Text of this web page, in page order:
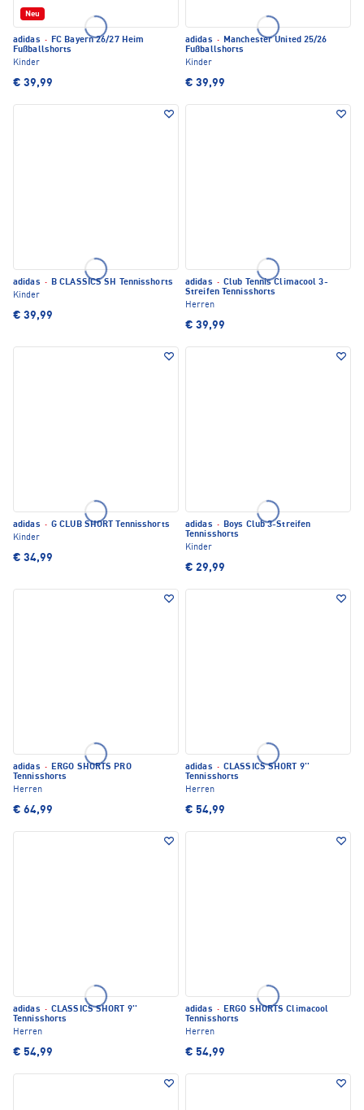
Neu
adidas · FC Bayern 26/27 Heim
Fußballshorts
Kinder
€ 39,99
adidas · Manchester United 25/26
Fußballshorts
Kinder
€ 39,99
adidas · B CLASSICS SH Tennisshorts
Kinder
€ 39,99
adidas · Club Tennis Climacool 3-
Streifen Tennisshorts
Herren
€ 39,99
adidas · G CLUB SHORT Tennisshorts
Kinder
€ 34,99
adidas · Boys Club 3-Streifen
Tennisshorts
Kinder
€ 29,99
adidas · ERGO SHORTS PRO
Tennisshorts
Herren
€ 64,99
adidas · CLASSICS SHORT 9''
Tennisshorts
Herren
€ 54,99
adidas · CLASSICS SHORT 9''
Tennisshorts
Herren
€ 54,99
adidas · ERGO SHORTS Climacool
Tennisshorts
Herren
€ 54,99